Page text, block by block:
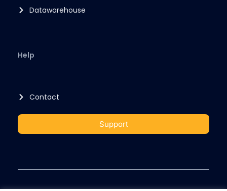
Datawarehouse
Help
Contact
Support